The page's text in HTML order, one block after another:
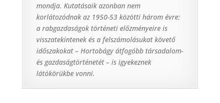
mondja. Kutatásaik azonban nem
korlátozódnak az 1950-53 közötti három évre:
a rabgazdaságok történeti előzményeire is
visszatekintenek és a felszámolásukat követő
időszakokat – Hortobágy átfogóbb társadalom-
és gazdaságtörténetét – is igyekeznek
látókörükbe vonni.